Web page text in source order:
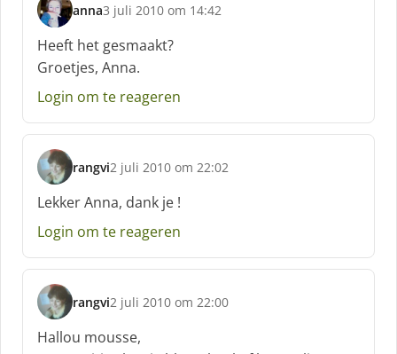
anna
s
c
h
r
e
f
3 juli 2010 om 14:42
Heeft het gesmaakt?
Groetjes, Anna.
Login om te reageren
rangvi
s
c
h
r
e
f
:
2 juli 2010 om 22:02
Lekker Anna, dank je !
Login om te reageren
rangvi
s
c
h
2 juli 2010 om 22:00
Hallou mousse,